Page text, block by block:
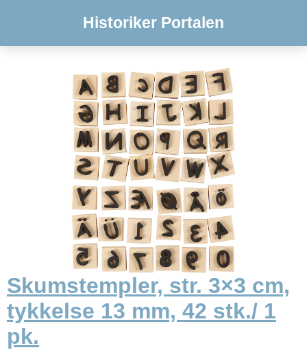
Historiker Portalen
Skumstempler, str. 3×3 cm,
tykkelse 13 mm, 42 stk./ 1
pk.